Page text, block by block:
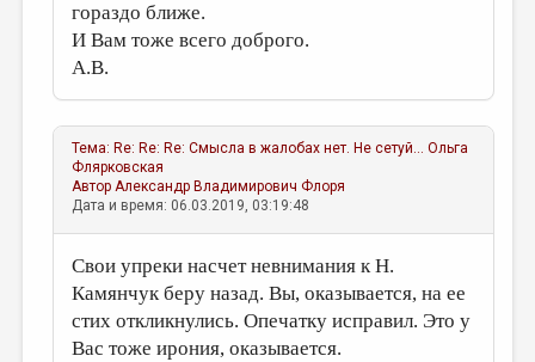
гораздо ближе.
И Вам тоже всего доброго.
А.В.
Тема: Re: Re: Re: Смысла в жалобах нет. Не сетуй... Ольга
Флярковская
АвторАлександр Владимирович Флоря
Дата и время: 06.03.2019, 03:19:48
Свои упреки насчет невнимания к Н.
Камянчук беру назад. Вы, оказывается, на ее
стих откликнулись. Опечатку исправил. Это у
Вас тоже ирония, оказывается.